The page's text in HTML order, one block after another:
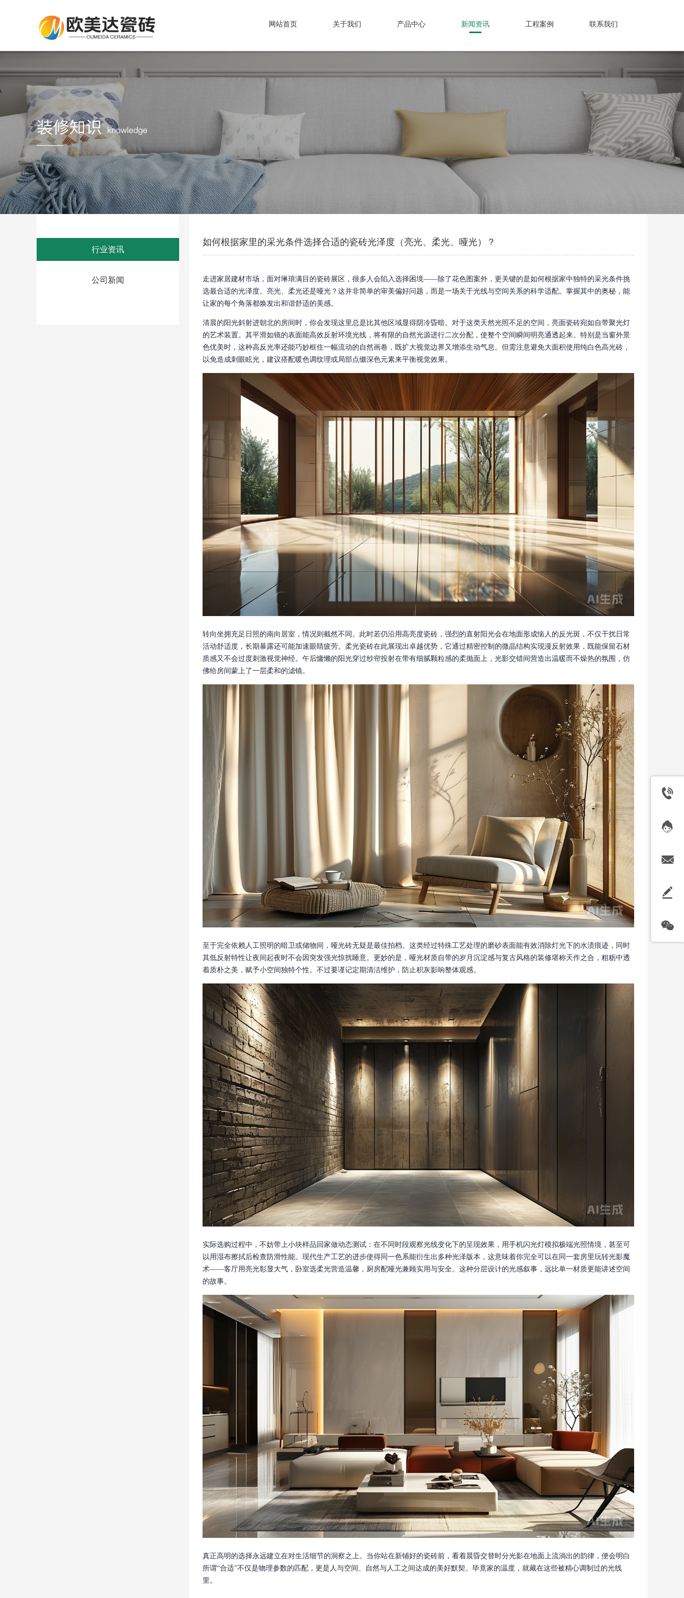
网站首页 关于我们 产品中心 新闻资讯 工程案例 联系我们
行业资讯
公司新闻
如何根据家里的采光条件选择合适的瓷砖光泽度（亮光、柔光、哑光）？
走进家居建材市场，面对琳琅满目的瓷砖展区，很多人会陷入选择困境——除了花色图案外，更关键的是如何根据家中独特的采光条件挑
选最合适的光泽度。亮光、柔光还是哑光？这并非简单的审美偏好问题，而是一场关于光线与空间关系的科学适配。掌握其中的奥秘，能
让家的每个角落都焕发出和谐舒适的美感。
清晨的阳光斜射进朝北的房间时，你会发现这里总是比其他区域显得阴冷昏暗。对于这类天然光照不足的空间，亮面瓷砖宛如自带聚光灯
的艺术装置。其平滑如镜的表面能高效反射环境光线，将有限的自然光源进行二次分配，使整个空间瞬间明亮通透起来。特别是当窗外景
色优美时，这种高反光率还能巧妙框住一幅流动的自然画卷，既扩大视觉边界又增添生动气息。但需注意避免大面积使用纯白色高光砖，
以免造成刺眼眩光，建议搭配暖色调纹理或局部点缀深色元素来平衡视觉效果。
转向坐拥充足日照的南向居室，情况则截然不同。此时若仍沿用高亮度瓷砖，强烈的直射阳光会在地面形成恼人的反光斑，不仅干扰日常
活动舒适度，长期暴露还可能加速眼睛疲劳。柔光瓷砖在此展现出卓越优势，它通过精密控制的微晶结构实现漫反射效果，既能保留石材
质感又不会过度刺激视觉神经。午后慵懒的阳光穿过纱帘投射在带有细腻颗粒感的柔抛面上，光影交错间营造出温暖而不燥热的氛围，仿
佛给房间蒙上了一层柔和的滤镜。
至于完全依赖人工照明的暗卫或储物间，哑光砖无疑是最佳拍档。这类经过特殊工艺处理的磨砂表面能有效消除灯光下的水渍痕迹，同时
其低反射特性让夜间起夜时不会因突发强光惊扰睡意。更妙的是，哑光材质自带的岁月沉淀感与复古风格的装修堪称天作之合，粗粝中透
着质朴之美，赋予小空间独特个性。不过要谨记定期清洁维护，防止积灰影响整体观感。
实际选购过程中，不妨带上小块样品回家做动态测试：在不同时段观察光线变化下的呈现效果，用手机闪光灯模拟极端光照情境，甚至可
以用湿布擦拭后检查防滑性能。现代生产工艺的进步使得同一色系能衍生出多种光泽版本，这意味着你完全可以在同一套房里玩转光影魔
术——客厅用亮光彰显大气，卧室选柔光营造温馨，厨房配哑光兼顾实用与安全。这种分层设计的光感叙事，远比单一材质更能讲述空间
的故事。
真正高明的选择永远建立在对生活细节的洞察之上。当你站在新铺好的瓷砖前，看着晨昏交替时分光影在地面上流淌出的韵律，便会明白
所谓“合适”不仅是物理参数的匹配，更是人与空间、自然与人工之间达成的美好默契。毕竟家的温度，就藏在这些被精心调制过的光线
里。